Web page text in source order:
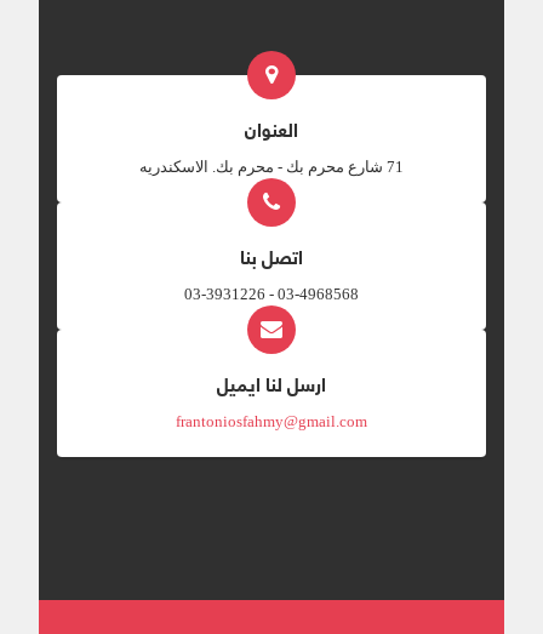
العنوان
‎71 شارع محرم بك - محرم بك. الاسكندريه
اتصل بنا
03-4968568 - 03-3931226
ارسل لنا ايميل
frantoniosfahmy@gmail.com